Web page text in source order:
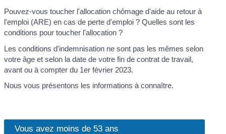
Pouvez-vous toucher l'allocation chômage d'aide au retour à
l'emploi (ARE) en cas de perte d'emploi ? Quelles sont les
conditions pour toucher l'allocation ?
Les conditions d'indemnisation ne sont pas les mêmes selon
votre âge et selon la date de votre fin de contrat de travail,
avant ou à compter du 1er février 2023.
Nous vous présentons les informations à connaître.
Vous avez moins de 53 ans